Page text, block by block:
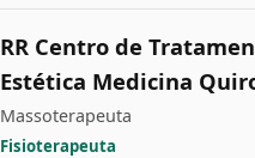
RR Centro de
Estética Medicina
Massoterapeuta
Fisioterapeuta